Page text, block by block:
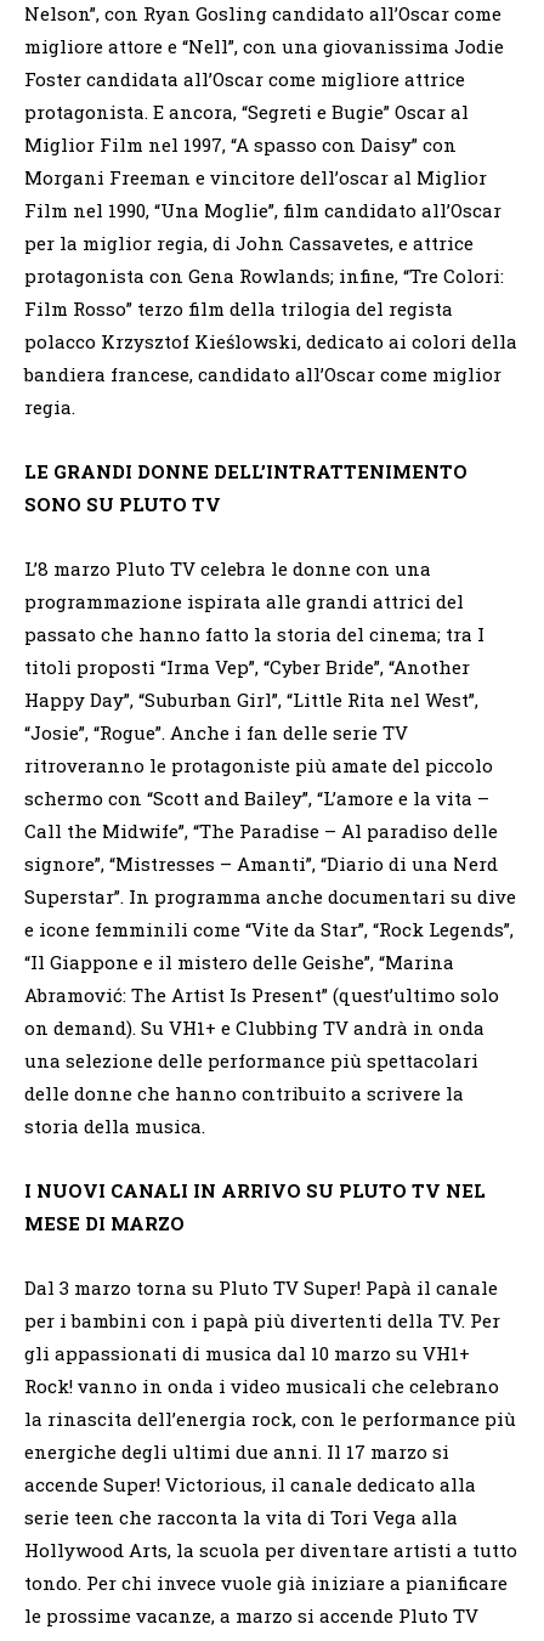
Nelson”, con Ryan Gosling candidato all’Oscar come
migliore attore e “Nell”, con una giovanissima Jodie
Foster candidata all’Oscar come migliore attrice
protagonista. E ancora, “Segreti e Bugie” Oscar al
Miglior Film nel 1997, “A spasso con Daisy” con
Morgani Freeman e vincitore dell’oscar al Miglior
Film nel 1990, “Una Moglie”, film candidato all’Oscar
per la miglior regia, di John Cassavetes, e attrice
protagonista con Gena Rowlands; infine, “Tre Colori:
Film Rosso” terzo film della trilogia del regista
polacco Krzysztof Kieślowski, dedicato ai colori della
bandiera francese, candidato all’Oscar come miglior
regia.
LE GRANDI DONNE DELL’INTRATTENIMENTO
SONO SU PLUTO TV
L’8 marzo Pluto TV celebra le donne con una
programmazione ispirata alle grandi attrici del
passato che hanno fatto la storia del cinema; tra I
titoli proposti “Irma Vep”, “Cyber Bride”, “Another
Happy Day”, “Suburban Girl”, “Little Rita nel West”,
“Josie”, “Rogue”. Anche i fan delle serie TV
ritroveranno le protagoniste più amate del piccolo
schermo con “Scott and Bailey”, “L’amore e la vita –
Call the Midwife”, “The Paradise – Al paradiso delle
signore”, “Mistresses – Amanti”, “Diario di una Nerd
Superstar”. In programma anche documentari su dive
e icone femminili come “Vite da Star”, “Rock Legends”,
“Il Giappone e il mistero delle Geishe”, “Marina
Abramović: The Artist Is Present” (quest’ultimo solo
on demand). Su VH1+ e Clubbing TV andrà in onda
una selezione delle performance più spettacolari
delle donne che hanno contribuito a scrivere la
storia della musica.
I NUOVI CANALI IN ARRIVO SU PLUTO TV NEL
MESE DI MARZO
Dal 3 marzo torna su Pluto TV Super! Papà il canale
per i bambini con i papà più divertenti della TV. Per
gli appassionati di musica dal 10 marzo su VH1+
Rock! vanno in onda i video musicali che celebrano
la rinascita dell’energia rock, con le performance più
energiche degli ultimi due anni. Il 17 marzo si
accende Super! Victorious, il canale dedicato alla
serie teen che racconta la vita di Tori Vega alla
Hollywood Arts, la scuola per diventare artisti a tutto
tondo. Per chi invece vuole già iniziare a pianificare
le prossime vacanze, a marzo si accende Pluto TV